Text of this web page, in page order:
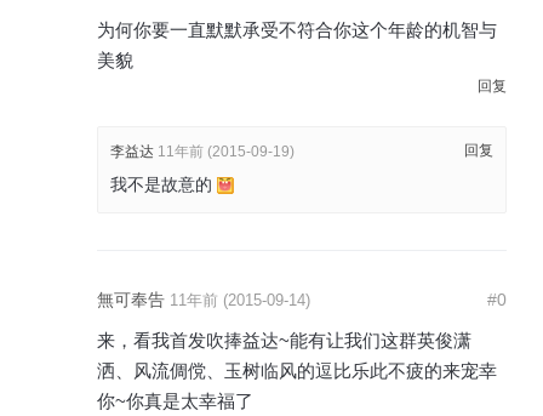
为何你要一直默默承受不符合你这个年龄的机智与
美貌
回复
李益达 11年前 (2015-09-19)
我不是故意的
回复
無可奉告 11年前 (2015-09-14) #0
来，看我首发吹捧益达~能有让我们这群英俊潇
洒、风流倜傥、玉树临风的逗比乐此不疲的来宠幸
你~你真是太幸福了